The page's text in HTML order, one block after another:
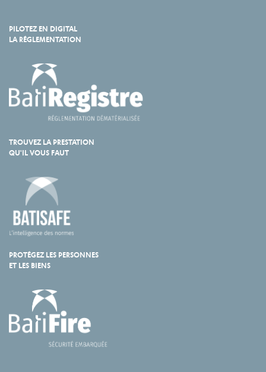
PILOTEZ EN DIGITAL
LA RÉGLEMENTATION
TROUVEZ LA PRESTATION
QU'IL VOUS FAUT
PROTÉGEZ LES PERSONNES
ET LES BIENS